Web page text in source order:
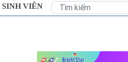
SINH VIÊN